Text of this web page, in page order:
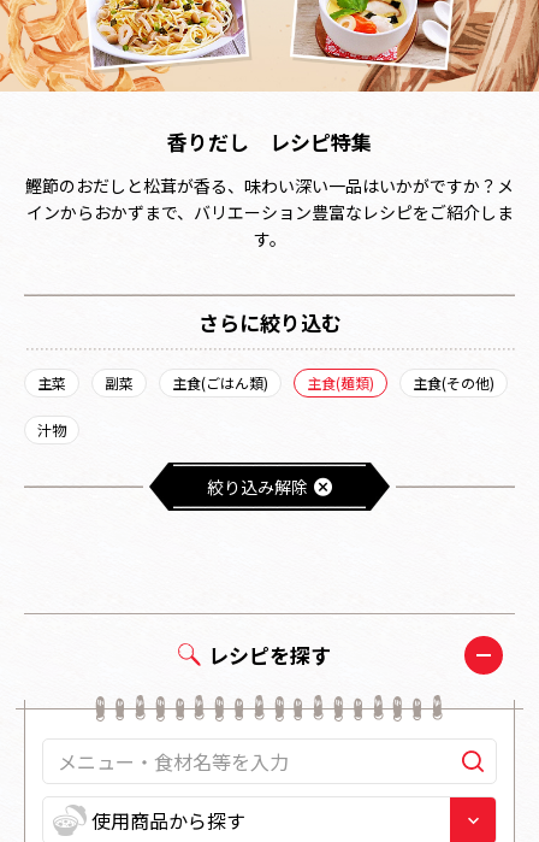
香りだし レシピ特集
鰹節のおだしと松茸が香る、味わい深い一品はいかがですか？メ
インからおかずまで、バリエーション豊富なレシピをご紹介しま
す。
さらに絞り込む
主菜 副菜 主食(ごはん類) 主食(麺類) 主食(その他)
汁物
絞り込み解除
レシピを探す